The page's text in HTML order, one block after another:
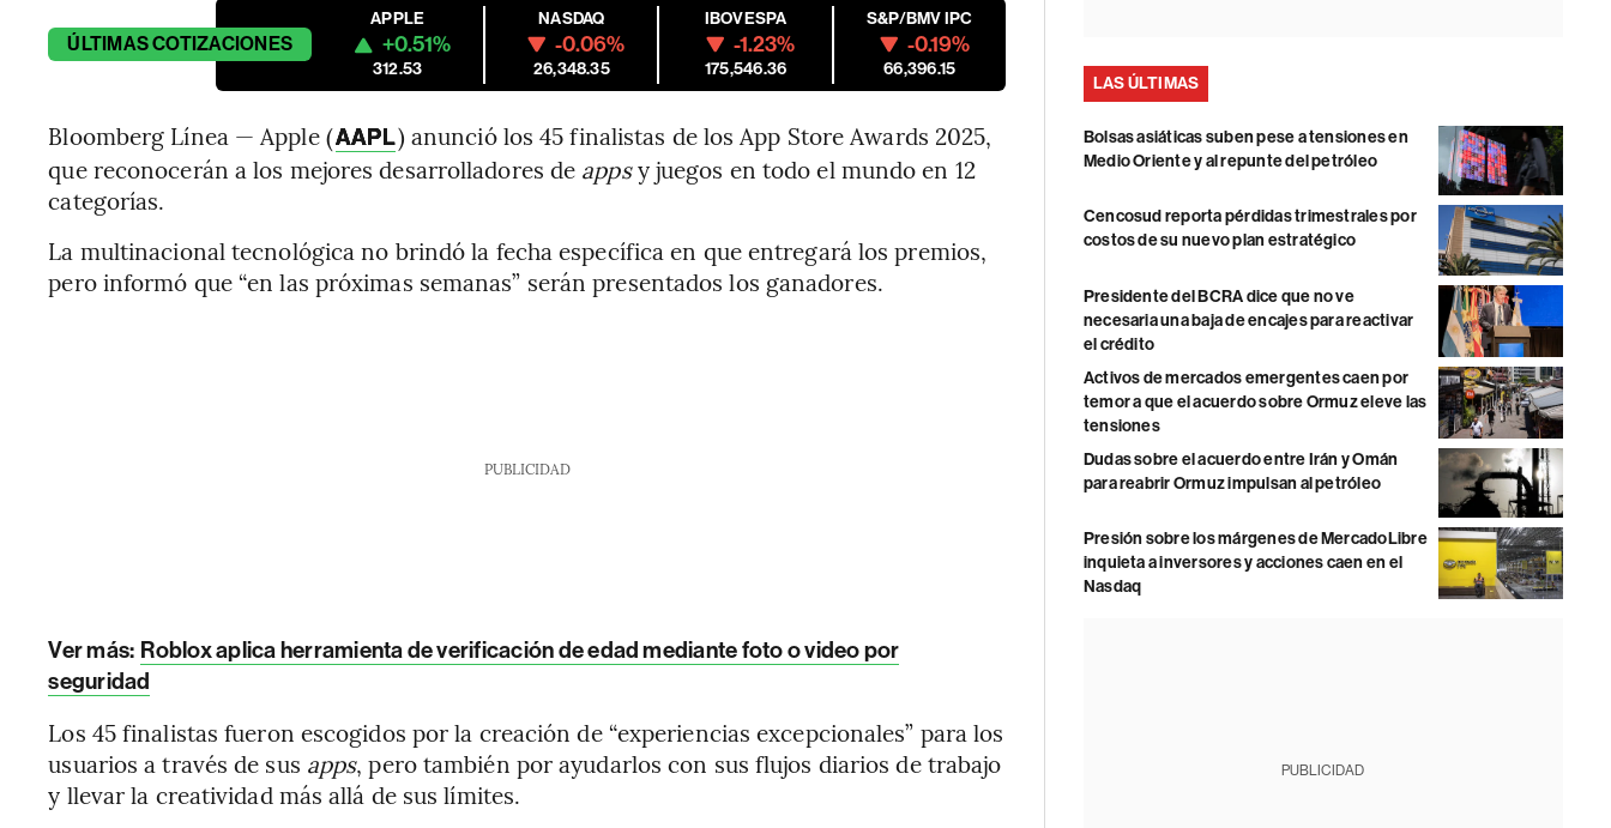
ÚLTIMASCOTIZACIONES
APPLE
+0.51%
312.53
NASDAQ
-0.06%
26,348.35
IBOVESPA
-1.23%
175,546.36
S&P/BMV IPC
-0.19%
66,396.15
Bloomberg Línea — Apple (AAPL) anunció los 45 finalistas de los App Store Awards 2025,
que reconocerán a los mejores desarrolladores de appsy juegos en todo el mundo en 12
categorías.
La multinacional tecnológica no brindó la fecha específica en que entregará los premios,
pero informó que “en las próximas semanas” serán presentados los ganadores.
PUBLICIDAD
Ver más: Roblox aplica herramienta de verificación de edad mediante foto o video por
seguridad
Los 45 finalistas fueron escogidos por la creación de “experiencias excepcionales” para los
usuarios a través de sus apps, pero también por ayudarlos con sus flujos diarios de trabajo
y llevar la creatividad más allá de sus límites.
LAS ÚLTIMAS
Bolsas asiáticas suben pese a tensiones en
Medio Oriente y al repunte del petróleo
Cencosud reporta pérdidas trimestrales por
costos de su nuevo plan estratégico
Presidente del BCRA dice que no ve
necesaria una baja de encajes para reactivar
el crédito
Activos de mercados emergentes caen por
temor a que el acuerdo sobre Ormuz eleve las
tensiones
Dudas sobre el acuerdo entre Irán y Omán
para reabrir Ormuz impulsan al petróleo
Presión sobre los márgenes de MercadoLibre
inquieta a inversores y acciones caen en el
Nasdaq
PUBLICIDAD